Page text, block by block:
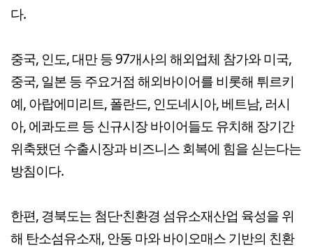
다.
중국, 인도, 대만 등 97개사의 해외업체 참가와 미국,
중국, 일본 등 주요거점 해외바이어를 비롯해 튀르키
예, 아랍에미리트, 폴란드, 인도네시아, 베트남, 러시
아, 에콰도르 등 신규시장 바이어들도 유치해 장기간
위축됐던 수출시장과 비즈니스 회복에 힘을 싣는다는
방침이다.
한편, 경북도는 첨단·친환경 섬유소재산업 육성을 위
해 탄소섬유소재, 안동 마와 바이오매스 기반의 친환